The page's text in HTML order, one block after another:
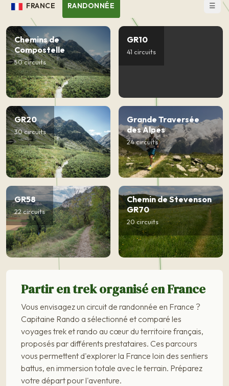
FRANCE RANDONNÉE ☰
Chemins de
Compostelle
50 circuits
GR10
41 circuits
GR20
30 circuits
Grande Traversée
des Alpes
24 circuits
GR58
22 circuits
Chemin de Stevenson
GR70
20 circuits
Partir en trek organisé en France
Vous envisagez un circuit de randonnée en France ?
Capitaine Rando a sélectionné et comparé les
voyages trek et rando au cœur du territoire français,
proposés par différents prestataires. Ces parcours
vous permettent d'explorer la France loin des sentiers
battus, en immersion totale avec le terrain. Préparez
votre départ pour l'aventure.